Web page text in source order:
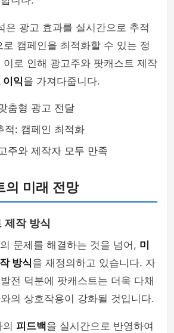
은 광고 효과를 실시간으로 추적
캠페인을 최적화할 수 있는 정
이로 인해 광고주와 팟캐스트 제작
이익을 가져다줍니다.
춤형 광고 전달
적: 캠페인 최적화
주와 제작자 모두 만족
의 미래 전망
제작 방식
문제를 해결하는 것을 넘어, 미
방식을 재정의하고 있습니다. 자
전 덕분에 팟캐스트는 더욱 다채
의 상호작용이 강화될 것입니다.
피드백을 실시간으로 반영하여